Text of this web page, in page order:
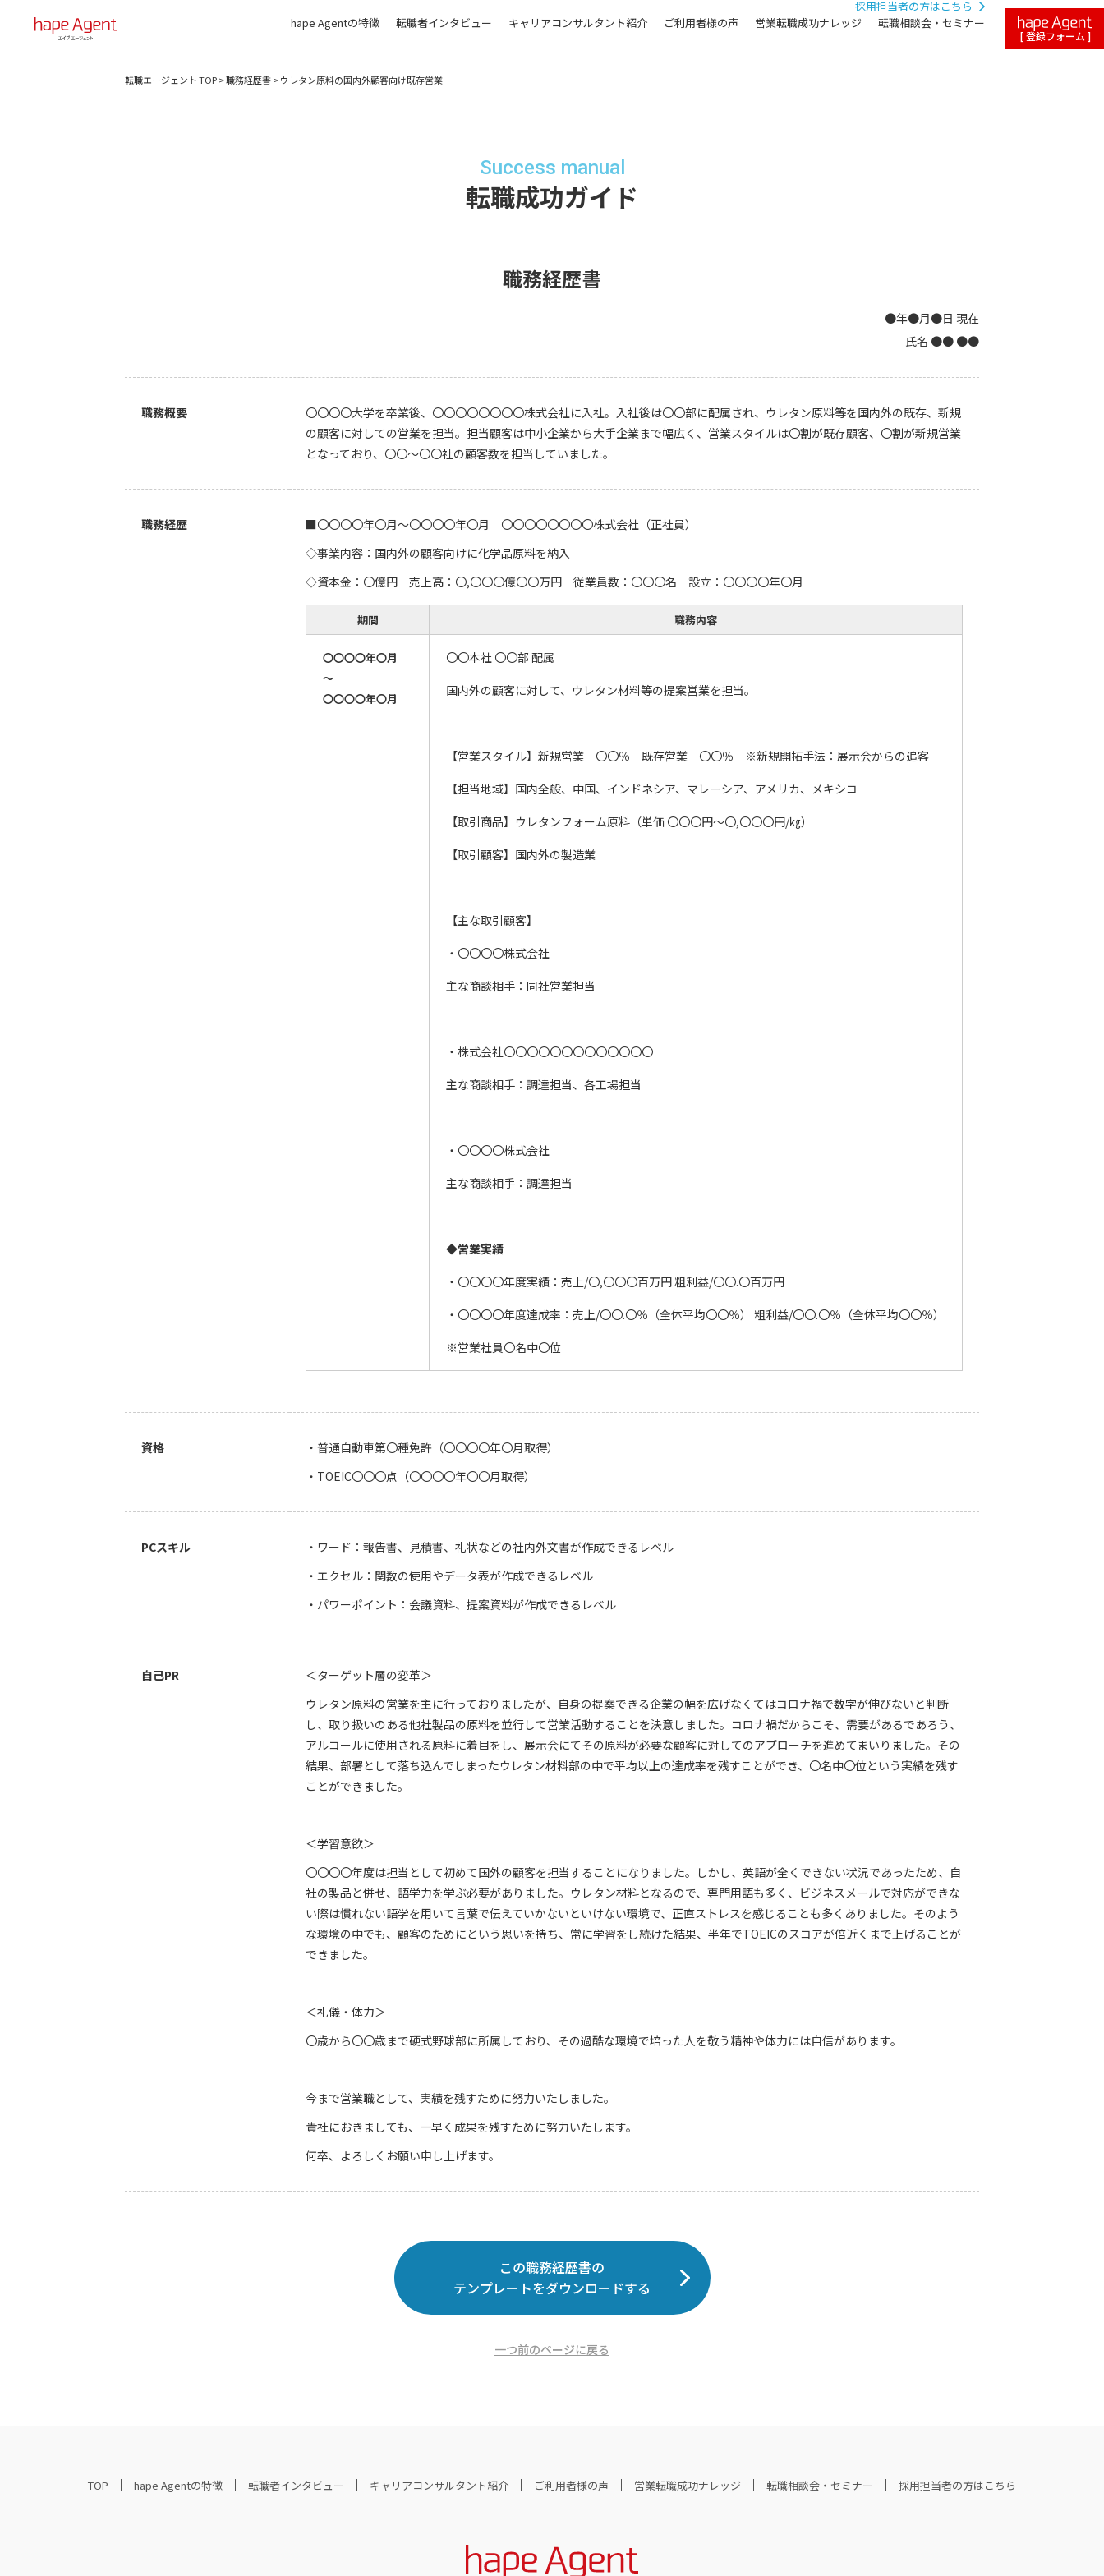
採用担当者の方はこちら
hape Agentの特徴
転職者インタビュー キャリアコンサルタント紹介 ご利用者様の声 営業転職成功ナレッジ 転職相談会・セミナー
[ 登録フォーム ]
転職エージェント TOP>職務経歴書>ウレタン原料の国内外顧客向け既存営業
Success manual
転職成功ガイド
職務経歴書
●年●月●日 現在
氏名 ●● ●●
職務概要
〇〇〇〇大学を卒業後、〇〇〇〇〇〇〇〇株式会社に入社。入社後は〇〇部に配属され、ウレタン原料等を国内外の既存、新規
の顧客に対しての営業を担当。担当顧客は中小企業から大手企業まで幅広く、営業スタイルは〇割が既存顧客、〇割が新規営業
となっており、〇〇～〇〇社の顧客数を担当していました。
職務経歴
■〇〇〇〇年〇月～〇〇〇〇年〇月 〇〇〇〇〇〇〇〇株式会社（正社員）
◇事業内容：国内外の顧客向けに化学品原料を納入
◇資本金：〇億円 売上高：〇,〇〇〇億〇〇万円 従業員数：〇〇〇名 設立：〇〇〇〇年〇月
期間 職務内容
〇〇〇〇年〇月
～
〇〇〇〇年〇月
〇〇本社 〇〇部 配属
国内外の顧客に対して、ウレタン材料等の提案営業を担当。
【営業スタイル】新規営業 〇〇％ 既存営業 〇〇％ ※新規開拓手法：展示会からの追客
【担当地域】国内全般、中国、インドネシア、マレーシア、アメリカ、メキシコ
【取引商品】ウレタンフォーム原料（単価 〇〇〇円～〇,〇〇〇円/㎏）
【取引顧客】国内外の製造業
【主な取引顧客】
・〇〇〇〇株式会社
主な商談相手：同社営業担当
・株式会社〇〇〇〇〇〇〇〇〇〇〇〇〇
主な商談相手：調達担当、各工場担当
・〇〇〇〇株式会社
主な商談相手：調達担当
◆営業実績
・〇〇〇〇年度実績：売上/〇,〇〇〇百万円 粗利益/〇〇.〇百万円
・〇〇〇〇年度達成率：売上/〇〇.〇％（全体平均〇〇％） 粗利益/〇〇.〇％（全体平均〇〇％）
※営業社員〇名中〇位
資格
・普通自動車第〇種免許（〇〇〇〇年〇月取得）
・TOEIC〇〇〇点（〇〇〇〇年〇〇月取得）
PCスキル
・ワード：報告書、見積書、礼状などの社内外文書が作成できるレベル
・エクセル：関数の使用やデータ表が作成できるレベル
・パワーポイント：会議資料、提案資料が作成できるレベル
自己PR
＜ターゲット層の変革＞
ウレタン原料の営業を主に行っておりましたが、自身の提案できる企業の幅を広げなくてはコロナ禍で数字が伸びないと判断
し、取り扱いのある他社製品の原料を並行して営業活動することを決意しました。コロナ禍だからこそ、需要があるであろう、
アルコールに使用される原料に着目をし、展示会にてその原料が必要な顧客に対してのアプローチを進めてまいりました。その
結果、部署として落ち込んでしまったウレタン材料部の中で平均以上の達成率を残すことができ、〇名中〇位という実績を残す
ことができました。
＜学習意欲＞
〇〇〇〇年度は担当として初めて国外の顧客を担当することになりました。しかし、英語が全くできない状況であったため、自
社の製品と併せ、語学力を学ぶ必要がありました。ウレタン材料となるので、専門用語も多く、ビジネスメールで対応ができな
い際は慣れない語学を用いて言葉で伝えていかないといけない環境で、正直ストレスを感じることも多くありました。そのよう
な環境の中でも、顧客のためにという思いを持ち、常に学習をし続けた結果、半年でTOEICのスコアが倍近くまで上げることが
できました。
＜礼儀・体力＞
〇歳から〇〇歳まで硬式野球部に所属しており、その過酷な環境で培った人を敬う精神や体力には自信があります。
今まで営業職として、実績を残すために努力いたしました。
貴社におきましても、一早く成果を残すために努力いたします。
何卒、よろしくお願い申し上げます。
この職務経歴書の
テンプレートをダウンロードする
一つ前のページに戻る
TOP hape Agentの特徴 転職者インタビュー キャリアコンサルタント紹介 ご利用者様の声 営業転職成功ナレッジ 転職相談会・セミナー 採用担当者の方はこちら